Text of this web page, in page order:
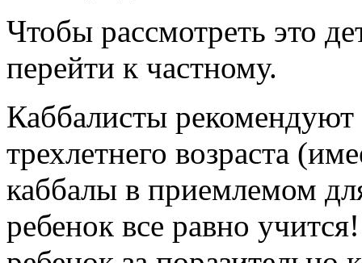
Чтобы рассмотреть это
перейти к частному.
Каббалисты рекомендуют
трехлетнего возраста
каббалы в приемлемом
ребенок все равно